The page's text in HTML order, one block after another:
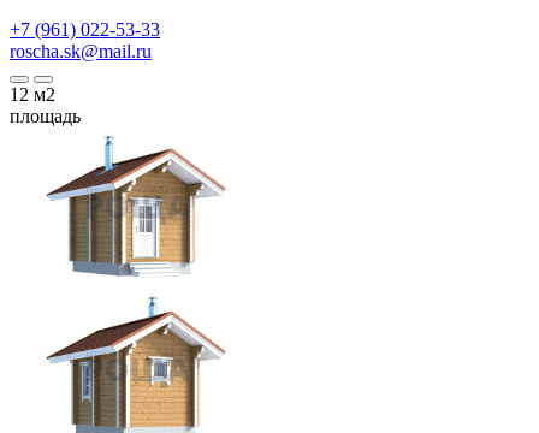
+7 (961) 022-53-33
roscha.sk@mail.ru
12 м2
площадь